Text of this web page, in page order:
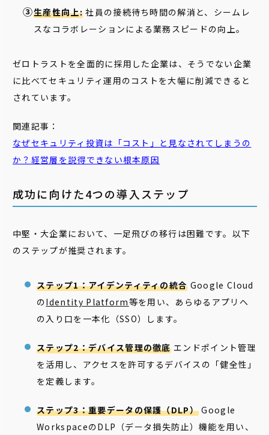
生産性向上:社員の接続待ち時間の解消と、シームレ
スなコラボレーションによる業務スピードの向上。
ゼロトラストを全面的に採用した企業は、そうでない企業
に比べてセキュリティ運用のコストを大幅に削減できると
されています。
関連記事：
なぜセキュリティ投資は「コスト」と見なされてしまうの
か？経営層を説得できない根本原因
成功に向けた4つの導入ステップ
中堅・大企業において、一足飛びの移行は困難です。以下
のステップが推奨されます。
ステップ1：アイデンティティの統合 Google Cloud
のIdentity Platform等を用い、あらゆるアプリへ
の入り口を一本化（SSO）します。
ステップ2：デバイス管理の徹底エンドポイント管理
を活用し、アクセスを許可するデバイスの「健全性」
を定義します。
ステップ3：重要データの保護（DLP） Google
WorkspaceのDLP（データ損失防止）機能を用い、